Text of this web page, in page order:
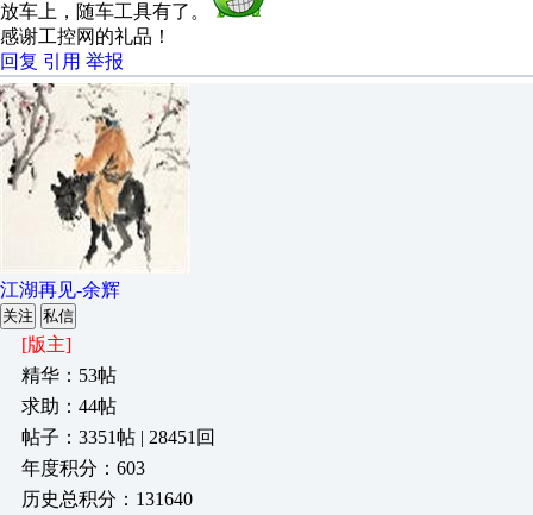
放车上，随车工具有了。
感谢工控网的礼品！
回复 引用 举报
江湖再见-余辉
关注 私信
[版主]
精华：53帖
求助：44帖
帖子：3351帖 | 28451回
年度积分：603
历史总积分：131640